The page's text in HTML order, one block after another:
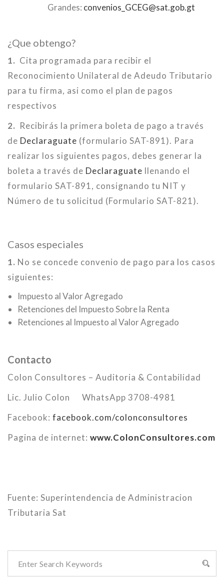
Grandes: convenios_GCEG@sat.gob.gt
¿Que obtengo?
1. Cita programada para recibir el
Reconocimiento Unilateral de Adeudo Tributario
para tu firma, asi como el plan de pagos
respectivos
2. Recibirás la primera boleta de pago a través
de Declaraguate (formulario SAT-891). Para
realizar los siguientes pagos, debes generar la
boleta a través de Declaraguate llenando el
formulario SAT-891, consignando tu NIT y
Número de tu solicitud (Formulario SAT-821).
Casos especiales
1. No se concede convenio de pago para los casos
siguientes:
Impuesto al Valor Agregado
Retenciones del Impuesto Sobre la Renta
Retenciones al Impuesto al Valor Agregado
Contacto
Colon Consultores – Auditoria & Contabilidad
Lic. Julio Colon
WhatsApp 3708-4981
Facebook: facebook.com/colonconsultores
Pagina de internet: www.ColonConsultores.com
Fuente: Superintendencia de Administracion
Tributaria Sat